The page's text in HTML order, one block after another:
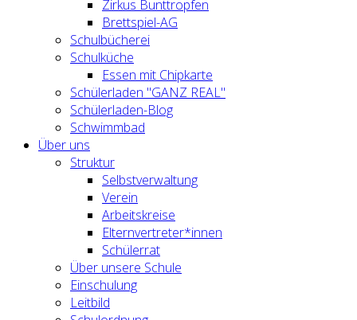
Zirkus Bunttropfen
Brettspiel-AG
Schulbücherei
Schulküche
Essen mit Chipkarte
Schülerladen "GANZ REAL"
Schülerladen-Blog
Schwimmbad
Über uns
Struktur
Selbstverwaltung
Verein
Arbeitskreise
Elternvertreter*innen
Schülerrat
Über unsere Schule
Einschulung
Leitbild